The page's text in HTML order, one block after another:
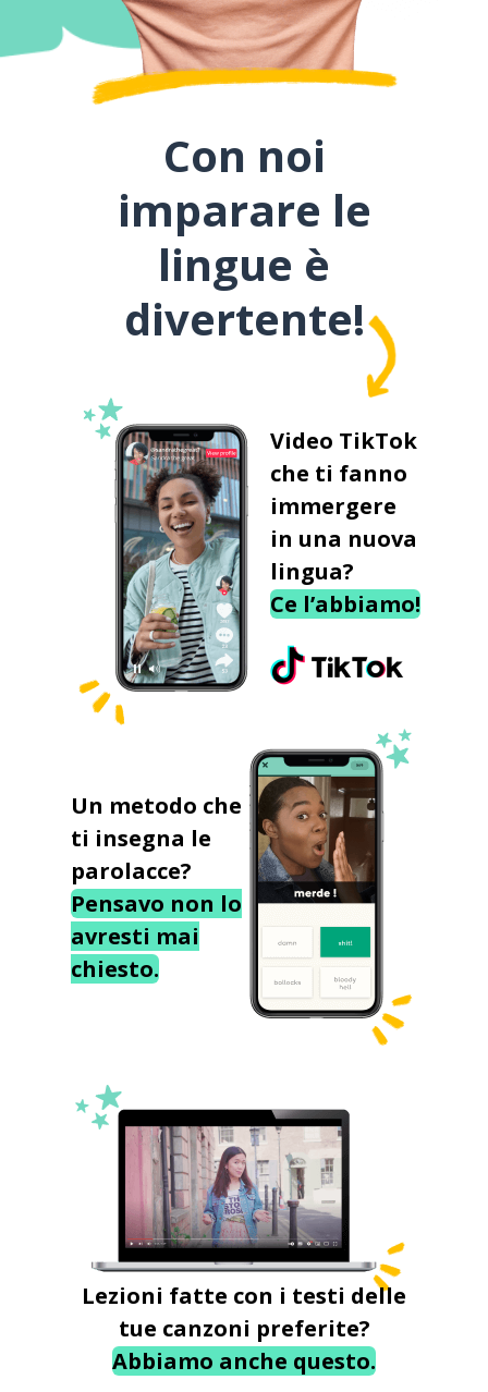
Con noi
imparare le
lingue è
divertente!
Video TikTok
che ti fanno
immergere
in una nuova
lingua?
Ce l’abbiamo!
Un metodo che
ti insegna le
parolacce?
Pensavo non lo
avresti mai
chiesto.
Lezioni fatte con i testi delle
tue canzoni preferite?
Abbiamo anche questo.